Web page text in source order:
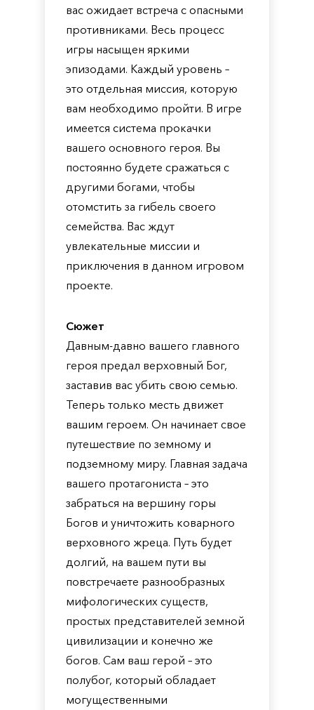
вас ожидает встреча с опасными
противниками. Весь процесс
игры насыщен яркими
эпизодами. Каждый уровень –
это отдельная миссия, которую
вам необходимо пройти. В игре
имеется система прокачки
вашего основного героя. Вы
постоянно будете сражаться с
другими богами, чтобы
отомстить за гибель своего
семейства. Вас ждут
увлекательные миссии и
приключения в данном игровом
проекте.
Сюжет
Давным-давно вашего главного
героя предал верховный Бог,
заставив вас убить свою семью.
Теперь только месть движет
вашим героем. Он начинает свое
путешествие по земному и
подземному миру. Главная задача
вашего протагониста – это
забраться на вершину горы
Богов и уничтожить коварного
верховного жреца. Путь будет
долгий, на вашем пути вы
повстречаете разнообразных
мифологических существ,
простых представителей земной
цивилизации и конечно же
богов. Сам ваш герой – это
полубог, который обладает
могущественными